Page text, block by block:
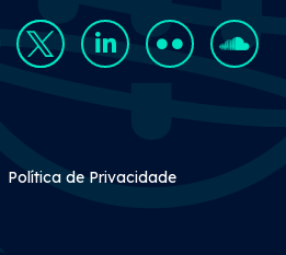
Política de Privacidade